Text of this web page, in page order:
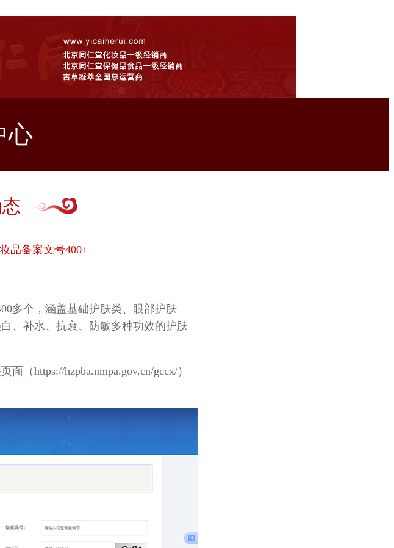
心
品备案文号400+
多个，涵盖基础护肤类、眼部护肤
、补水、抗衰、防敏多种功效的护肤
面（https://hzpba.nmpa.gov.cn/gccx/）